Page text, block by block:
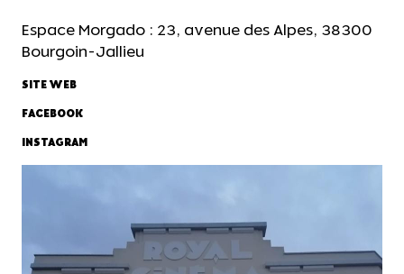
Espace Morgado : 23, avenue des Alpes, 38300
Bourgoin-Jallieu
SITE WEB
FACEBOOK
INSTAGRAM